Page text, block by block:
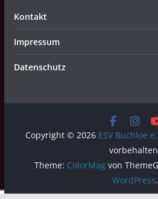
Kontakt
Impressum
Datenschutz
Copyright © 2026 ESV Buchloe
Theme: ColorMagvon
WordPress.